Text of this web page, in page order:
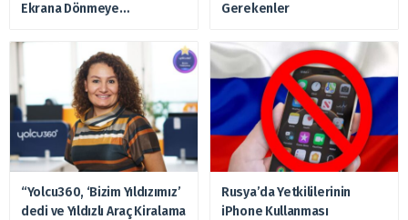
Ekrana Dönmeye
Gerekenler
“Yolcu360, ‘Bizim Yıldızımız’
dedi ve Yıldızlı Araç Kiralama
Rusya’da Yetkililerinin
iPhone Kullanması